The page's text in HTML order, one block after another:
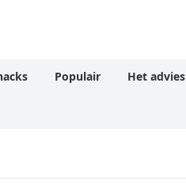
Populair Het advies